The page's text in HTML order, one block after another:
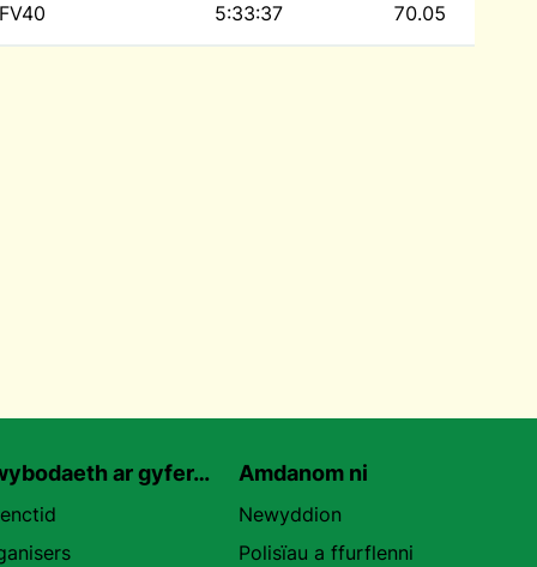
FV40 5:33:37 70.05
ar gyfer… Amdanom ni
Newyddion
Polisïau a ffurflenni